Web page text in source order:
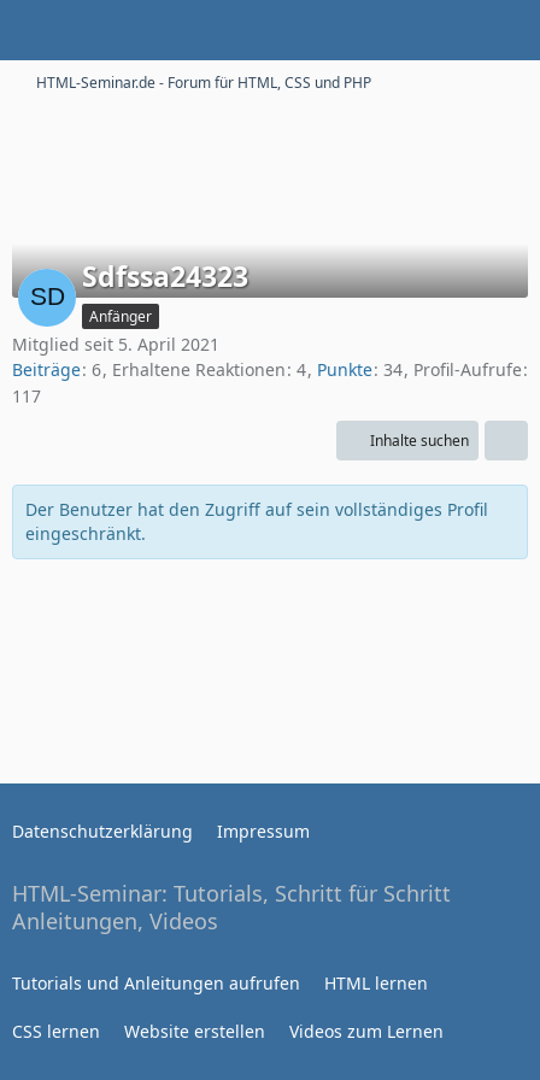
HTML-Seminar.de - Forum für HTML, CSS und PHP
Sdfssa24323
Anfänger
Mitglied seit 5. April 2021
Beiträge 6 Erhaltene Reaktionen 4 Punkte 34 Profil-Aufrufe
117
Inhalte suchen
Der Benutzer hat den Zugriff auf sein vollständiges Profil
eingeschränkt.
Datenschutzerklärung Impressum
HTML-Seminar: Tutorials, Schritt für Schritt
Anleitungen, Videos
Tutorials und Anleitungen aufrufen HTML lernen
CSS lernen Website erstellen Videos zum Lernen